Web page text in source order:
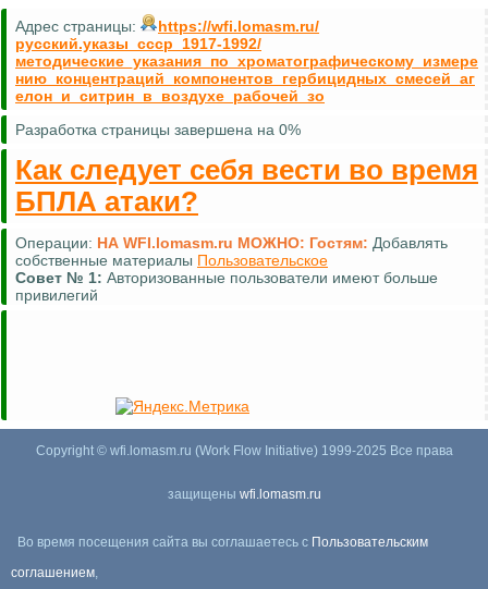
Адрес страницы:
https://wfi.lomasm.ru/
русский.указы_ссср_1917-1992/
методические_указания_по_хроматографическому_измере
нию_концентраций_компонентов_гербицидных_смесей_аг
елон_и_ситрин_в_воздухе_рабочей_зо
Разработка страницы завершена на 0%
Как следует себя вести во время
БПЛА атаки?
Операции: НА WFI.lomasm.ru МОЖНО: Гостям: Добавлять
собственные материалы Пользовательское
Совет № 1: Авторизованные пользователи имеют больше
привилегий
Copyright © wfi.lomasm.ru (Work Flow Initiative) 1999-2025 Все права
защищены wfi.lomasm.ru
Во время посещения сайта вы соглашаетесь с Пользовательским
соглашением,